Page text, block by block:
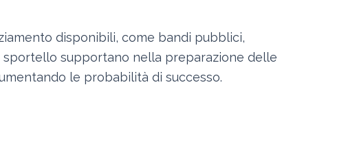
disponibili, come bandi pubblici,
supportano nella preparazione delle
le probabilità di successo.